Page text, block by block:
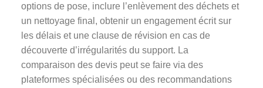
options de pose, inclure l’enlèvement des déchets et
un nettoyage final, obtenir un engagement écrit sur
les délais et une clause de révision en cas de
découverte d’irrégularités du support. La
comparaison des devis peut se faire via des
plateformes spécialisées ou des recommandations